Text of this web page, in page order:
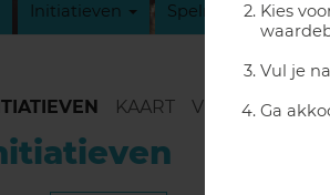
Kies
Vul je
Ga
Initiatieven Spelregels
KAART VERSLAGEN